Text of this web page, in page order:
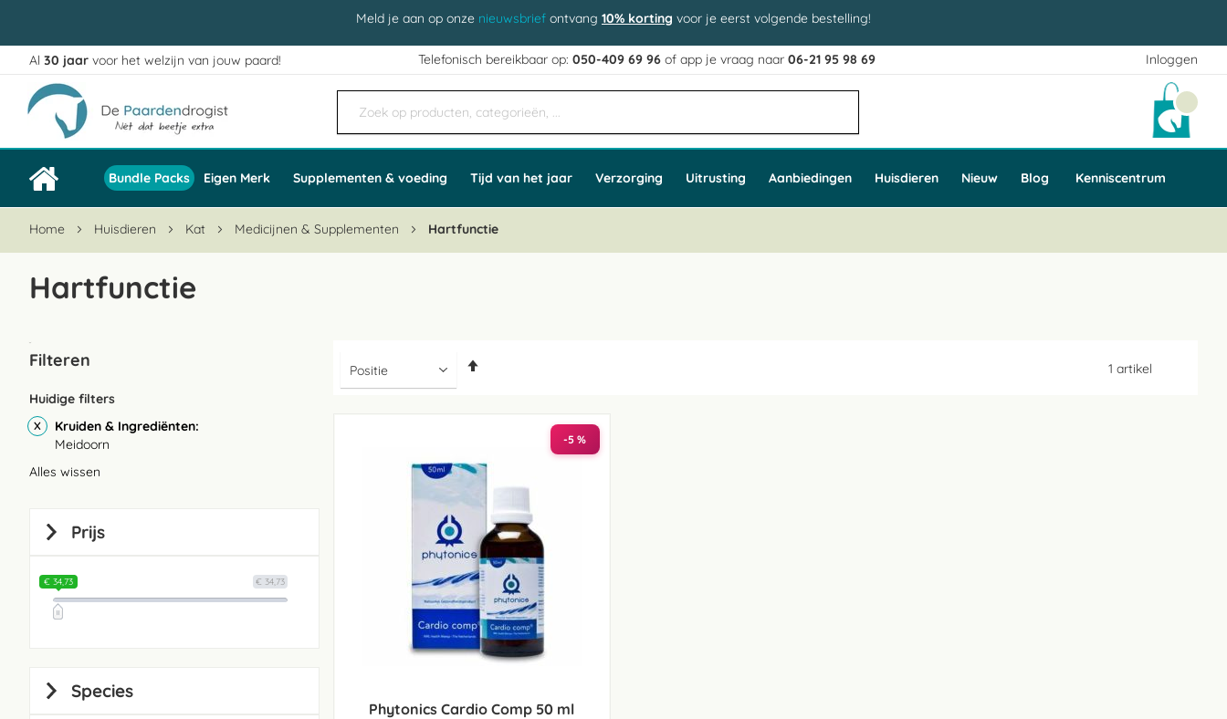
Meld je aan op onze nieuwsbrief ontvang 10% korting voor je eerst volgende bestelling!
Inloggen
Ga
naar
de
inhoud
Al 30 jaar voor het welzijn van jouw paard! Telefonisch bereikbaar op:050-409 69 96 of app je vraag naar06-21 95 98 69
Bundle Packs Eigen Merk Supplementen & voeding Tijd van het jaar Verzorging Uitrusting Aanbiedingen Huisdieren Nieuw Blog Kenniscentrum
Home Huisdieren Kat Medicijnen & Supplementen Hartfunctie
Hartfunctie
1 artikel
-5 %
Phytonics Cardio Comp 50 ml
Filteren
Huidige filters
Kruiden & Ingrediënten
Meidoorn
Alles wissen
Prijs
€ 34,73
€ 34,73
Species